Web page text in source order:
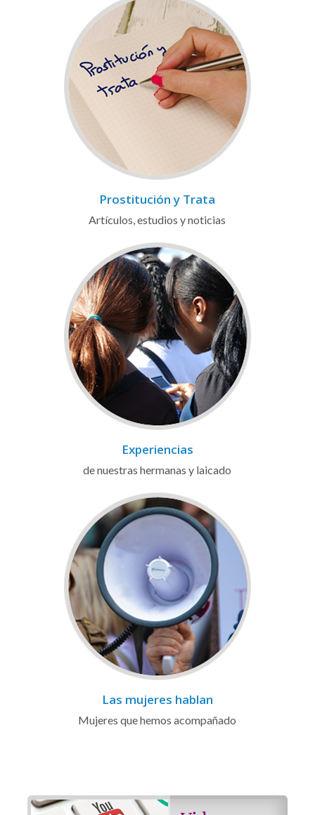
Prostitución y Trata
Artículos, estudios y noticias
Experiencias
de nuestras hermanas y laicado
Las mujeres hablan
Mujeres que hemos acompañado